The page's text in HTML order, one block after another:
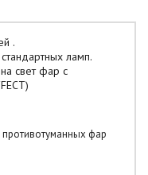
.
ламп.
свет фар с
фар